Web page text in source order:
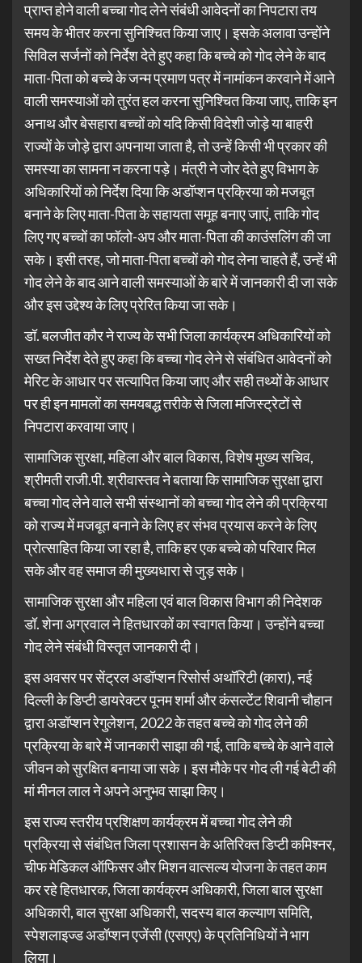
प्राप्त होने वाली बच्चा गोद लेने संबंधी आवेदनों का निपटारा तय
समय के भीतर करना सुनिश्चित किया जाए। इसके अलावा उन्होंने
सिविल सर्जनों को निर्देश देते हुए कहा कि बच्चे को गोद लेने के बाद
माता-पिता को बच्चे के जन्म प्रमाण पत्र में नामांकन करवाने में आने
वाली समस्याओं को तुरंत हल करना सुनिश्चित किया जाए, ताकि इन
अनाथ और बेसहारा बच्चों को यदि किसी विदेशी जोड़े या बाहरी
राज्यों के जोड़े द्वारा अपनाया जाता है, तो उन्हें किसी भी प्रकार की
समस्या का सामना न करना पड़े। मंत्री ने जोर देते हुए विभाग के
अधिकारियों को निर्देश दिया कि अडॉप्शन प्रक्रिया को मजबूत
बनाने के लिए माता-पिता के सहायता समूह बनाए जाएं, ताकि गोद
लिए गए बच्चों का फॉलो-अप और माता-पिता की काउंसलिंग की जा
सके। इसी तरह, जो माता-पिता बच्चों को गोद लेना चाहते हैं, उन्हें भी
गोद लेने के बाद आने वाली समस्याओं के बारे में जानकारी दी जा सके
और इस उद्देश्य के लिए प्रेरित किया जा सके।
डॉ. बलजीत कौर ने राज्य के सभी जिला कार्यक्रम अधिकारियों को
सख्त निर्देश देते हुए कहा कि बच्चा गोद लेने से संबंधित आवेदनों को
मेरिट के आधार पर सत्यापित किया जाए और सही तथ्यों के आधार
पर ही इन मामलों का समयबद्ध तरीके से जिला मजिस्ट्रेटों से
निपटारा करवाया जाए।
सामाजिक सुरक्षा, महिला और बाल विकास, विशेष मुख्य सचिव,
श्रीमती राजी.पी. श्रीवास्तव ने बताया कि सामाजिक सुरक्षा द्वारा
बच्चा गोद लेने वाले सभी संस्थानों को बच्चा गोद लेने की प्रक्रिया
को राज्य में मजबूत बनाने के लिए हर संभव प्रयास करने के लिए
प्रोत्साहित किया जा रहा है, ताकि हर एक बच्चे को परिवार मिल
सके और वह समाज की मुख्यधारा से जुड़ सके।
सामाजिक सुरक्षा और महिला एवं बाल विकास विभाग की निदेशक
डॉ. शेना अग्रवाल ने हितधारकों का स्वागत किया। उन्होंने बच्चा
गोद लेने संबंधी विस्तृत जानकारी दी।
इस अवसर पर सेंट्रल अडॉप्शन रिसोर्स अथॉरिटी (कारा), नई
दिल्ली के डिप्टी डायरेक्टर पूनम शर्मा और कंसल्टेंट शिवानी चौहान
द्वारा अडॉप्शन रेगुलेशन, 2022 के तहत बच्चे को गोद लेने की
प्रक्रिया के बारे में जानकारी साझा की गई, ताकि बच्चे के आने वाले
जीवन को सुरक्षित बनाया जा सके। इस मौके पर गोद ली गई बेटी की
मां मीनल लाल ने अपने अनुभव साझा किए।
इस राज्य स्तरीय प्रशिक्षण कार्यक्रम में बच्चा गोद लेने की
प्रक्रिया से संबंधित जिला प्रशासन के अतिरिक्त डिप्टी कमिश्नर,
चीफ मेडिकल ऑफिसर और मिशन वात्सल्य योजना के तहत काम
कर रहे हितधारक, जिला कार्यक्रम अधिकारी, जिला बाल सुरक्षा
अधिकारी, बाल सुरक्षा अधिकारी, सदस्य बाल कल्याण समिति,
स्पेशलाइज्ड अडॉप्शन एजेंसी (एसएए) के प्रतिनिधियों ने भाग
लिया।